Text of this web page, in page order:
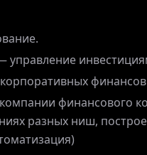
финансов
финансового
разных ниш,